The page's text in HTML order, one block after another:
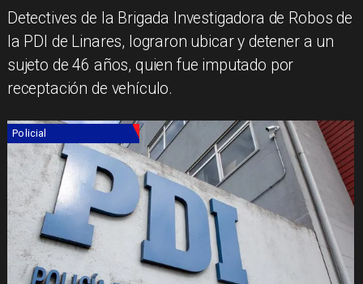
Detectives de la Brigada Investigadora de Robos de
la PDI de Linares, lograron ubicar y detener a un
sujeto de 46 años, quien fue imputado por
receptación de vehículo.
Policial